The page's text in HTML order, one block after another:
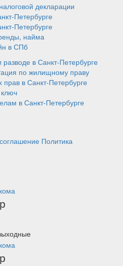
декларации
Петербурге
Петербурге
найма
в СПб
в Санкт-Петербурге
по жилищному праву
в Санкт-Петербурге
в Санкт-Петербурге
Политика